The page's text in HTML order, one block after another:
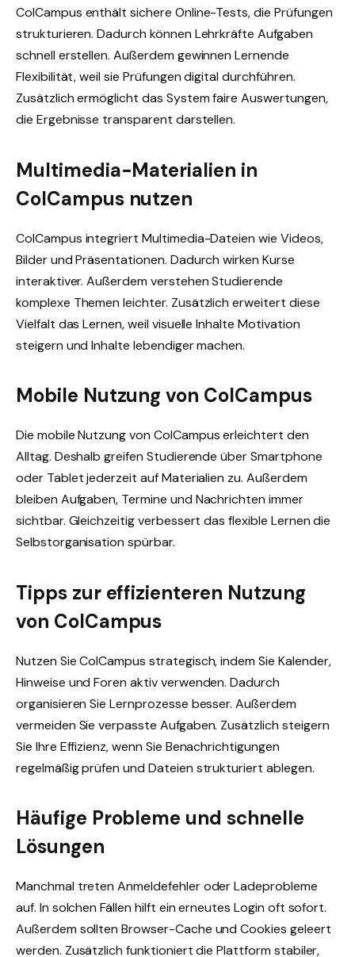
ColCampus enthält sichere Online-Tests, die Prüfungen
strukturieren. Dadurch können Lehrkräfte Aufgaben
schnell erstellen. Außerdem gewinnen Lernende
Flexibilität, weil sie Prüfungen digital durchführen.
Zusätzlich ermöglicht das System faire Auswertungen,
die Ergebnisse transparent darstellen.
Multimedia-Materialien in
ColCampus nutzen
ColCampus integriert Multimedia-Dateien wie Videos,
Bilder und Präsentationen. Dadurch wirken Kurse
interaktiver. Außerdem verstehen Studierende
komplexe Themen leichter. Zusätzlich erweitert diese
Vielfalt das Lernen, weil visuelle Inhalte Motivation
steigern und Inhalte lebendiger machen.
Mobile Nutzung von ColCampus
Die mobile Nutzung von ColCampus erleichtert den
Alltag. Deshalb greifen Studierende über Smartphone
oder Tablet jederzeit auf Materialien zu. Außerdem
bleiben Aufgaben, Termine und Nachrichten immer
sichtbar. Gleichzeitig verbessert das flexible Lernen die
Selbstorganisation spürbar.
Tipps zur effizienteren Nutzung
von ColCampus
Nutzen Sie ColCampus strategisch, indem Sie Kalender,
Hinweise und Foren aktiv verwenden. Dadurch
organisieren Sie Lernprozesse besser. Außerdem
vermeiden Sie verpasste Aufgaben. Zusätzlich steigern
Sie Ihre Effizienz, wenn Sie Benachrichtigungen
regelmäßig prüfen und Dateien strukturiert ablegen.
Häufige Probleme und schnelle
Lösungen
Manchmal treten Anmeldefehler oder Ladeprobleme
auf. In solchen Fällen hilft ein erneutes Login oft sofort.
Außerdem sollten Browser-Cache und Cookies geleert
werden. Zusätzlich funktioniert die Plattform stabiler,